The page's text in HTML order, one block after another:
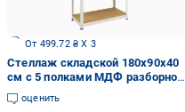
От 499.72 ₴ X 3
Стеллаж cкладской 180х90х40
см с 5 полками МДФ разборной
металлический Siker Белый
оценить